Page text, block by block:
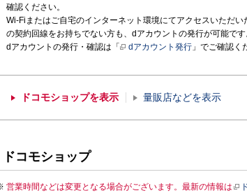
確認ください。
Wi-Fiまたはご自宅のインターネット環境にてアクセスいただ
の契約回線をお持ちでない方も、dアカウントの発行が可能です
dアカウントの発行・確認は「
dアカウント発行 」でご確認く
ドコモショップを表示 量販店などを表示
ドコモショップ
営業時間などは変更となる場合がございます。最新の情報は